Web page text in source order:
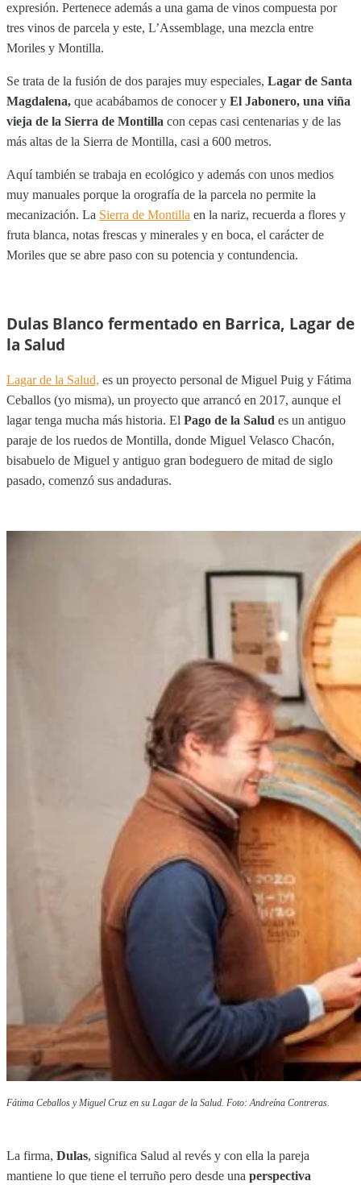
expresión. Pertenece además a una gama de vinos compuesta por
tres vinos de parcela y este, L’Assemblage, una mezcla entre
Moriles y Montilla.
Se trata de la fusión de dos parajes muy especiales, Lagar de Santa
Magdalena, que acabábamos de conocer y El Jabonero, una viña
vieja de la Sierra de Montilla con cepas casi centenarias y de las
más altas de la Sierra de Montilla, casi a 600 metros.
Aquí también se trabaja en ecológico y además con unos medios
muy manuales porque la orografía de la parcela no permite la
mecanización. La Sierra de Montilla en la nariz, recuerda a flores y
fruta blanca, notas frescas y minerales y en boca, el carácter de
Moriles que se abre paso con su potencia y contundencia.
Dulas Blanco fermentado en Barrica, Lagar de
la Salud
Lagar de la Salud, es un proyecto personal de Miguel Puig y Fátima
Ceballos (yo misma), un proyecto que arrancó en 2017, aunque el
lagar tenga mucha más historia. El Pago de la Salud es un antiguo
paraje de los ruedos de Montilla, donde Miguel Velasco Chacón,
bisabuelo de Miguel y antiguo gran bodeguero de mitad de siglo
pasado, comenzó sus andaduras.
Fátima Ceballos y Miguel Cruz en su Lagar de la Salud. Foto: Andreína Contreras.
La firma, Dulas, significa Salud al revés y con ella la pareja
mantiene lo que tiene el terruño pero desde una perspectiva